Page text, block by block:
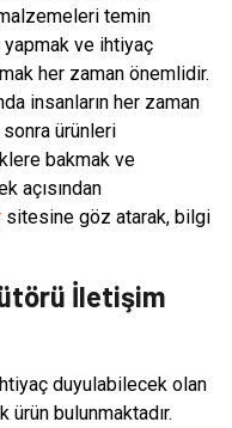
temin
ve ihtiyaç
her zaman önemlidir.
insanların her zaman
ürünleri
bakmak ve
açısından
sitesine göz atarak, bilgi
İletişim
duyulabilecek olan
bulunmaktadır.